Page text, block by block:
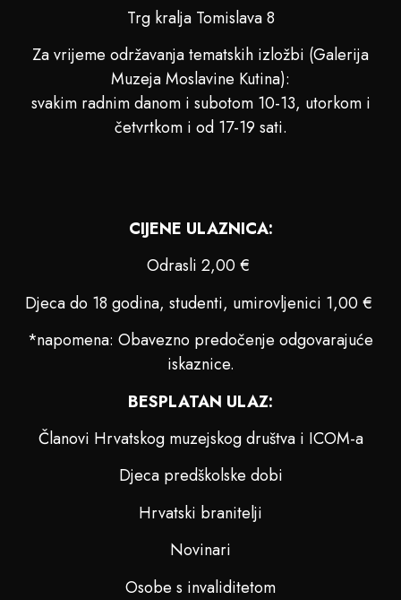
Trg kralja Tomislava 8
Za vrijeme održavanja tematskih izložbi (Galerija
Muzeja Moslavine Kutina):
svakim radnim danom i subotom 10-13, utorkom i
četvrtkom i od 17-19 sati.
CIJENE ULAZNICA:
Odrasli 2,00 €
Djeca do 18 godina, studenti, umirovljenici 1,00 €
*napomena: Obavezno predočenje odgovarajuće
iskaznice.
BESPLATAN ULAZ:
Članovi Hrvatskog muzejskog društva i ICOM-a
Djeca predškolske dobi
Hrvatski branitelji
Novinari
Osobe s invaliditetom